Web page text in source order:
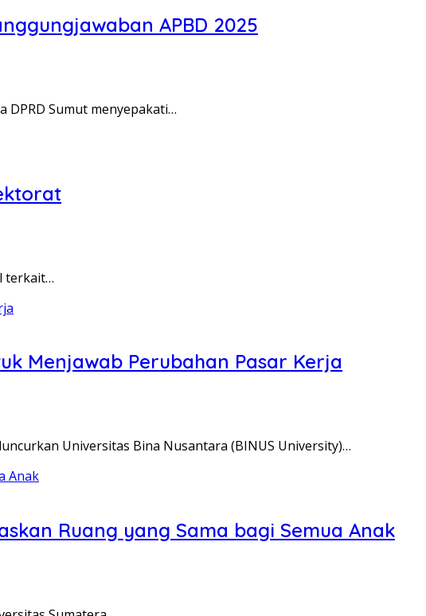
APBD 2025
DPRD Sumut menyepakati…
terkait…
Menjawab Perubahan Pasar Kerja
Universitas Bina Nusantara (BINUS University)…
Ruang yang Sama bagi Semua Anak